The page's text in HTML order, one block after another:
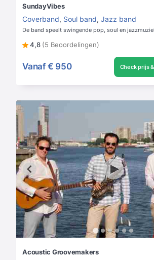
SundayVibes
Coverband, Soul band, Jazz band
De band speelt swingende pop, soul en
4,8 (5 Beoordelingen)
Vanaf € 950 Check prijs
Acoustic Groovemakers